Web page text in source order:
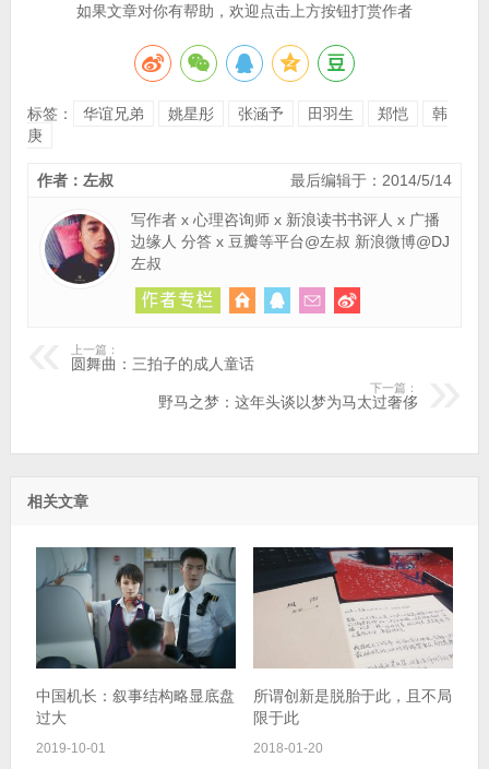
如果文章对你有帮助，欢迎点击上方按钮打赏作者
标签： 华谊兄弟 姚星彤 张涵予 田羽生 郑恺
韩
庚
最后编辑于：2014/5/14
作者：左叔
写作者 x 心理咨询师 x 新浪读书书评人 x 广播
边缘人 分答 x 豆瓣等平台@左叔 新浪微博@DJ
左叔
上一篇：
圆舞曲：三拍子的成人童话
下一篇：
野马之梦：这年头谈以梦为马太过奢侈
相关文章
中国机长：叙事结构略显底盘
过大
2019-10-01
所谓创新是脱胎于此，且不局
限于此
2018-01-20